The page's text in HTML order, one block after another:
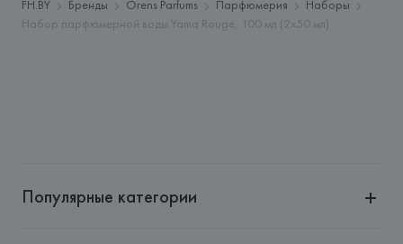
Адрес:
ФРАНЦИЯ, SO PACK SAS,
Страна происхождения товара: ФРАНЦИЯ
FH.BY Бренды Orens Parfums Парфюмерия
Наборы
Набор парфюмерной воды Yama Rouge, 100 мл (2x50 мл)
Популярные категории